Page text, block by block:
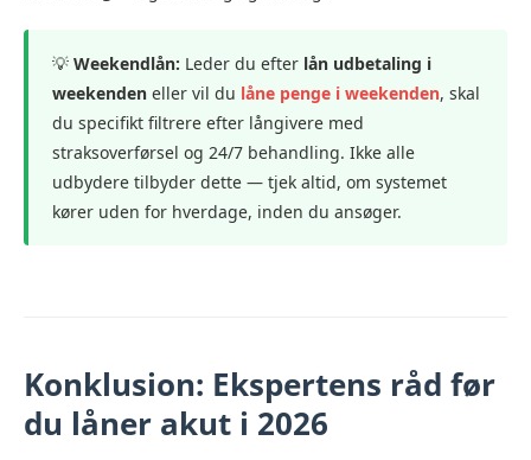
💡 Weekendlån: Leder du efter lån udbetaling i
weekenden eller vil du låne penge i weekenden, skal
du specifikt filtrere efter långivere med
straksoverførsel og 24/7 behandling. Ikke alle
udbydere tilbyder dette — tjek altid, om systemet
kører uden for hverdage, inden du ansøger.
Konklusion: Ekspertens råd før
du låner akut i 2026